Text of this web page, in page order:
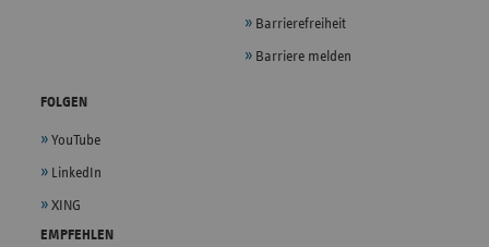
Barrierefreiheit
Barriere melden
FOLGEN
YouTube
LinkedIn
XING
EMPFEHLEN